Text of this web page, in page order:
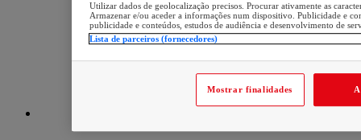
Utilizar dados de geolocalização precisos. Procurar ativamente as
Armazenar e/ou aceder a informações num dispositivo. Publicidade e
publicidade e conteúdos, estudos de audiência e desenvolvimento de
Lista de parceiros (fornecedores)
Mostrar finalidades